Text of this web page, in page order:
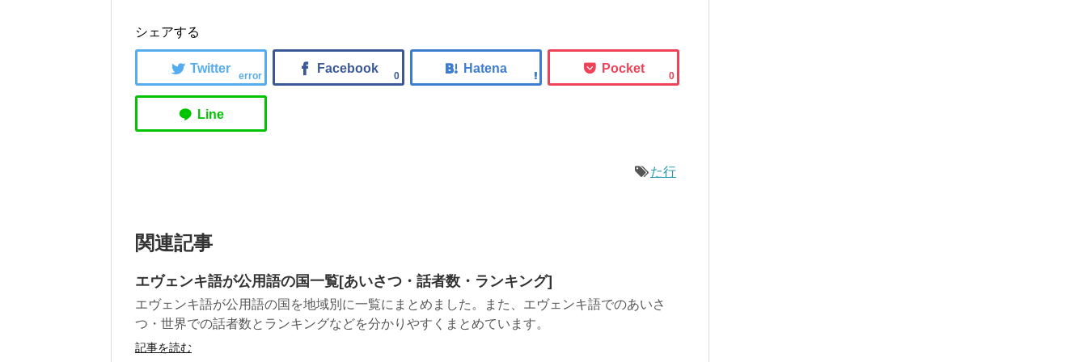
シェアする
error 0 0
た行
関連記事
エヴェンキ語が公用語の国一覧[あいさつ・話者数・ランキング]
エヴェンキ語が公用語の国を地域別に一覧にまとめました。また、エヴェンキ語でのあいさ
つ・世界での話者数とランキングなどを分かりやすくまとめています。
記事を読む